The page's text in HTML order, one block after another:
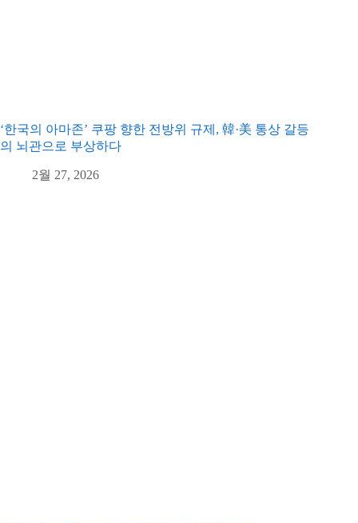
‘한국의 아마존’ 쿠팡 향한 전방위 규제, 韓·美 통상 갈등
의 뇌관으로 부상하다
2월 27, 2026